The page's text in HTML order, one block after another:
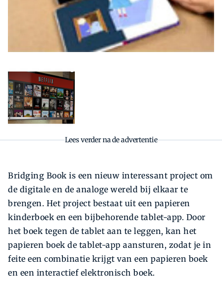
Lees verder na de advertentie
Bridging Book is een nieuw interessant project om
de digitale en de analoge wereld bij elkaar te
brengen. Het project bestaat uit een papieren
kinderboek en een bijbehorende tablet-app. Door
het boek tegen de tablet aan te leggen, kan het
papieren boek de tablet-app aansturen, zodat je in
feite een combinatie krijgt van een papieren boek
en een interactief elektronisch boek.